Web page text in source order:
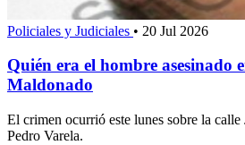
Policiales y Judiciales • 20 Jul 2026
Quién era el hombre asesinado
Maldonado
El crimen ocurrió este lunes sobre la calle
Pedro Varela.